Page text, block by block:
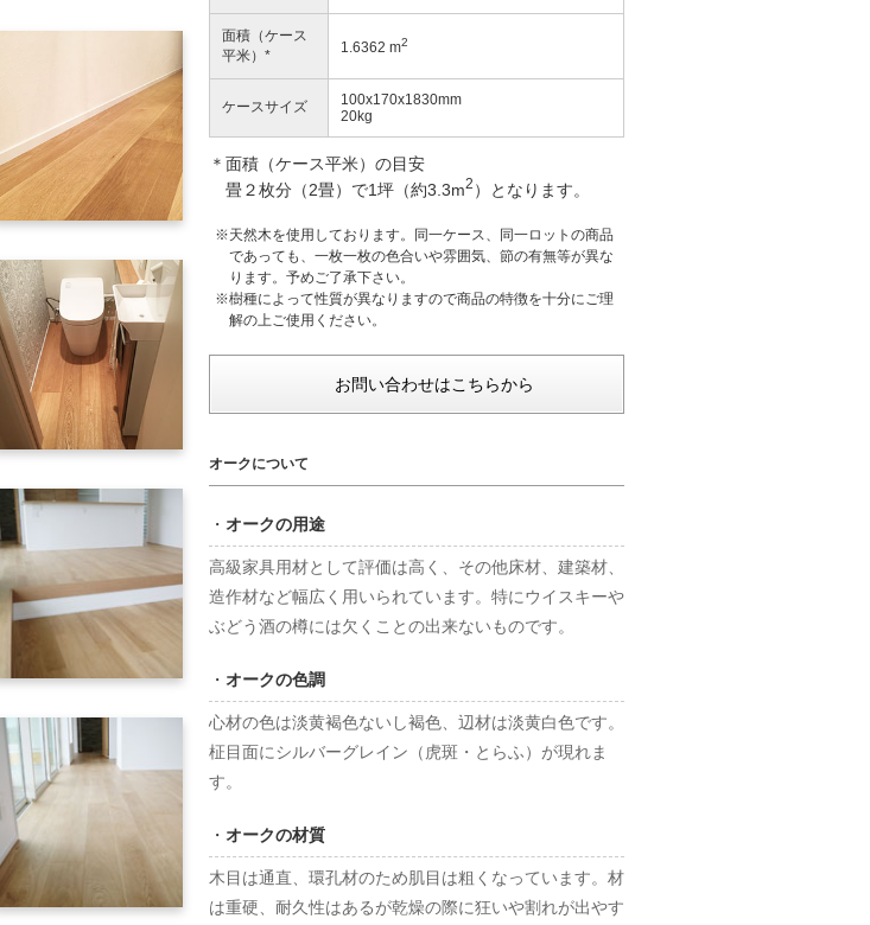
面積（ケース
平米）*
1.6362 m2
ケースサイズ
100x170x1830mm
20kg
＊面積（ケース平米）の目安
畳２枚分（2畳）で1坪（約3.3m2 ）となります。
※天然木を使用しております。同一ケース、同一ロットの商品
であっても、一枚一枚の色合いや雰囲気、節の有無等が異な
ります。予めご了承下さい。
※樹種によって性質が異なりますので商品の特徴を十分にご理
解の上ご使用ください。
お問い合わせはこちらから
オークについて
・ オークの用途
高級家具用材として評価は高く、その他床材、建築材、
造作材など幅広く用いられています。特にウイスキーや
ぶどう酒の樽には欠くことの出来ないものです。
・ オークの色調
心材の色は淡黄褐色ないし褐色、辺材は淡黄白色です。
柾目面にシルバーグレイン（虎斑・とらふ）が現れま
す。
・ オークの材質
木目は通直、環孔材のため肌目は粗くなっています。材
は重硬、耐久性はあるが乾燥の際に狂いや割れが出やす